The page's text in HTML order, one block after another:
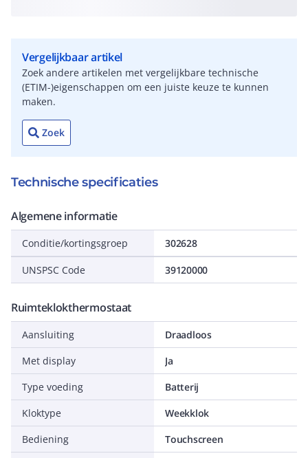
Vergelijkbaar artikel
Zoek andere artikelen met vergelijkbare technische
(ETIM-)eigenschappen om een juiste keuze te kunnen
maken.
Zoek
Technische specificaties
Algemene informatie
Conditie/kortingsgroep 302628
UNSPSC Code 39120000
Ruimteklokthermostaat
Aansluiting
Draadloos
Met display
Ja
Type voeding
Batterij
Kloktype
Weekklok
Bediening
Touchscreen